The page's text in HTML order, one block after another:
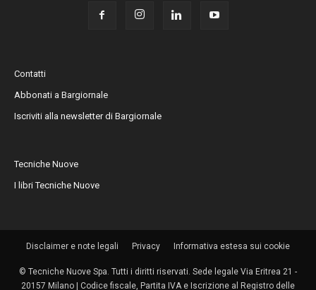
Contatti
Abbonati a Bargiornale
Iscriviti alla newsletter di Bargiornale
Tecniche Nuove
I libri Tecniche Nuove
Disclaimer e note legali Privacy Informativa estesa sui cookie
© Tecniche Nuove Spa. Tutti i diritti riservati. Sede legale Via Eritrea 21 -
20157 Milano | Codice fiscale, Partita IVA e Iscrizione al Registro delle